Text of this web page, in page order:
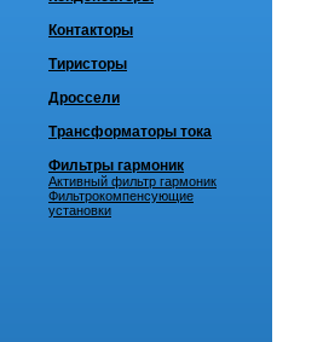
Контакторы
Тиристоры
Дроссели
Трансформаторы тока
Фильтры гармоник
Активный фильтр гармоник
Фильтрокомпенсующие
установки